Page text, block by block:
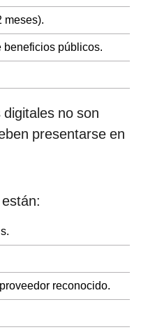
meses).
beneficios públicos.
no son
presentarse en
reconocido.